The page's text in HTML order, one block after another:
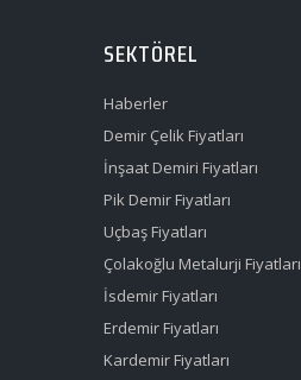
SEKTÖREL
Haberler
Demir Çelik Fiyatları
İnşaat Demiri Fiyatları
Pik Demir Fiyatları
Uçbaş Fiyatları
Çolakoğlu Metalurji Fiyatları
İsdemir Fiyatları
Erdemir Fiyatları
Kardemir Fiyatları